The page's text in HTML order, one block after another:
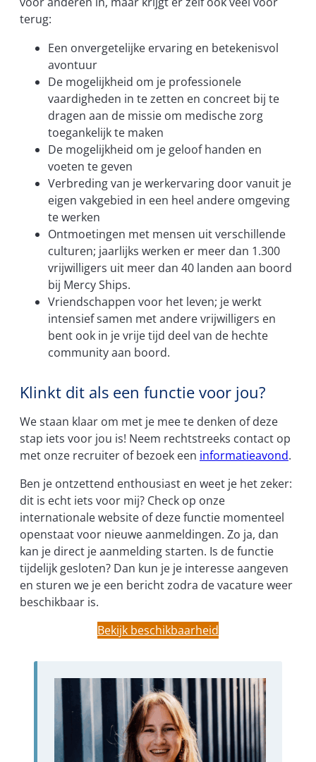
terug:
Een onvergetelijke ervaring en betekenisvol
avontuur
De mogelijkheid om je professionele
vaardigheden in te zetten en concreet bij te
dragen aan de missie om medische zorg
toegankelijk te maken
De mogelijkheid om je geloof handen en
voeten te geven
Verbreding van je werkervaring door vanuit je
eigen vakgebied in een heel andere omgeving
te werken
Ontmoetingen met mensen uit verschillende
culturen; jaarlijks werken er meer dan 1.300
vrijwilligers uit meer dan 40 landen aan boord
bij Mercy Ships.
Vriendschappen voor het leven; je werkt
intensief samen met andere vrijwilligers en
bent ook in je vrije tijd deel van de hechte
community aan boord.
Klinkt dit als een functie voor jou?
We staan klaar om met je mee te denken of deze
stap iets voor jou is! Neem rechtstreeks contact op
met onze recruiter of bezoek een informatieavond.
Ben je ontzettend enthousiast en weet je het zeker:
dit is echt iets voor mij? Check op onze
internationale website of deze functie momenteel
openstaat voor nieuwe aanmeldingen. Zo ja, dan
kan je direct je aanmelding starten. Is de functie
tijdelijk gesloten? Dan kun je je interesse aangeven
en sturen we je een bericht zodra de vacature weer
beschikbaar is.
Bekijk beschikbaarheid